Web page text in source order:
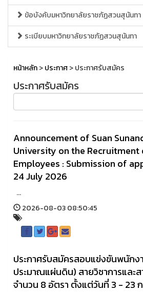
ข้อบังคับมหาวิทยาลัยราชภัฏสวนสุนันทา
ระเบียบมหาวิทยาลัยราชภัฏสวนสุนันทา
หน้าหลัก>ประกาศ> ประกาศรับสมัคร
ประกาศรับสมัคร
Announcement of Suan
University on the
Employees : Submission of
24 July 2026
...
2026-08-03 08:50:45
ประกาศรับสมัครสอบแข่งขันพนักง
ประมาณแผ่นดิน) สายวิชาการและ
จำนวน 8 อัตรา ตั้งแต่วันที่ 3 - 23